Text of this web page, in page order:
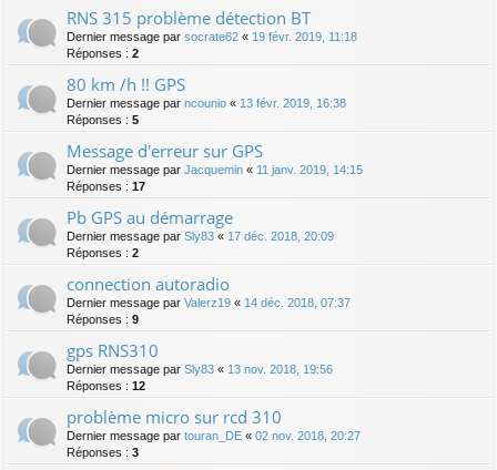
RNS 315 problème détection BT
Dernier message par socrate62 « 19 févr. 2019, 11:18
Réponses : 2
80 km /h !! GPS
Dernier message par ncounio « 13 févr. 2019, 16:38
Réponses : 5
Message d'erreur sur GPS
Dernier message par Jacquemin « 11 janv. 2019, 14:15
Réponses : 17
Pb GPS au démarrage
Dernier message par Sly83 « 17 déc. 2018, 20:09
Réponses : 2
connection autoradio
Dernier message par Valerz19 « 14 déc. 2018, 07:37
Réponses : 9
gps RNS310
Dernier message par Sly83 « 13 nov. 2018, 19:56
Réponses : 12
problème micro sur rcd 310
Dernier message par touran_DE « 02 nov. 2018, 20:27
Réponses : 3